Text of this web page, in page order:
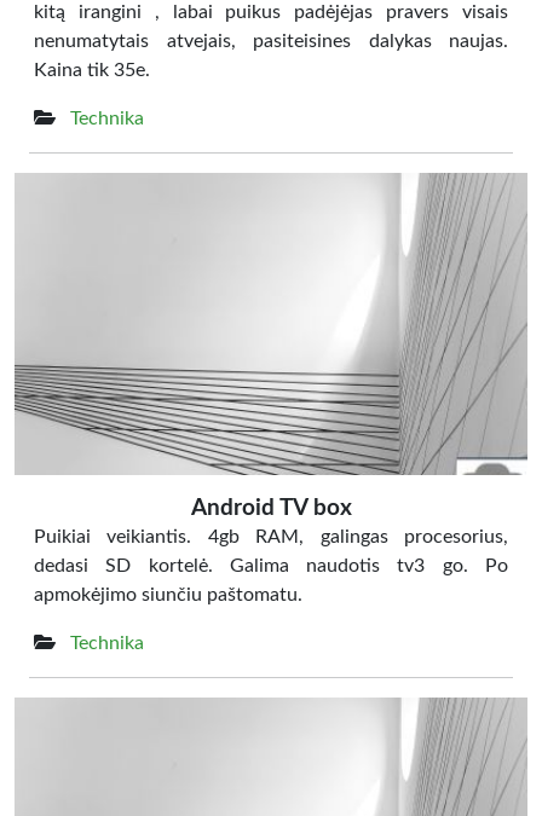
kitą irangini , labai puikus padėjėjas pravers visais
nenumatytais atvejais, pasiteisines dalykas naujas.
Kaina tik 35e.
Technika
Android TV box
Puikiai veikiantis. 4gb RAM, galingas procesorius,
dedasi SD kortelė. Galima naudotis tv3 go. Po
apmokėjimo siunčiu paštomatu.
Technika